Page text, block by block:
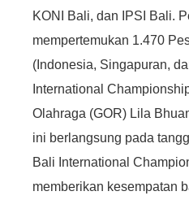
KONI Bali, dan IPSI Bali.
mempertemukan 1.470
(Indonesia, Singapuran,
International
Olahraga (GOR) Lila
ini berlangsung pada
Bali International
memberikan kesempatan